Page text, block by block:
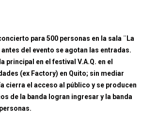
para 500 personas en la sala ¨La
antes del evento se agotan las entradas.
principal en el festival V.A.Q. en el
(ex Factory) en Quito; sin mediar
cierra el acceso al público y se producen
de la banda logran ingresar y la banda